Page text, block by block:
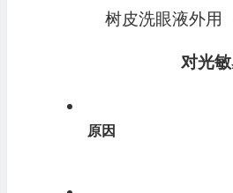
树皮洗眼液外用
对光
原因